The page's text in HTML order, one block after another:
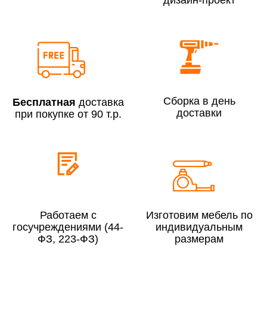
Сборка по Москве в будние дни при заказе:
До 300 000 руб.
7% (но не менее 2 500 руб.)
Свыше 300 000 руб.
До 300 000 руб.
Свыше 300 000 руб.
Сборка в выходные дни и вечернее время:
По Москве
Бесплатная доставка
при покупке от 90 т.р.
Сборка в день
доставки
Работаем с
госучреждениями (44-
ФЗ, 223-ФЗ)
Изготовим мебель по
индивидуальным
размерам